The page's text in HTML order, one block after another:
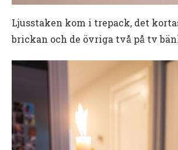
Ljusstaken kom i trepack, det
brickan och de övriga två på tv